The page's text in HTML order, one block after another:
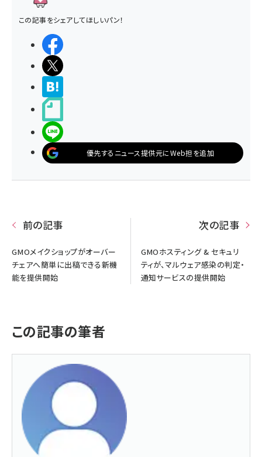
この記事をシェアしてほしいパン！
優先するニュース提供元にWeb担を追加
前の記事
GMOメイクショップがオーバー
チェアへ簡単に出稿できる新機
能を提供開始
次の記事
GMOホスティング & セキュリ
ティが、マルウェア感染の判定・
通知サービスの提供開始
この記事の筆者